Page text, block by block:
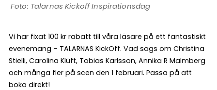
Talarnas Kickoff Inspirationsdag
Vi har fixat 100 kr rabatt till våra läsare på ett fantastiskt
evenemang – TALARNAS KickOff. Vad sägs om Christina
Stielli, Carolina Klüft, Tobias Karlsson, Annika R Malmberg
och många fler på scen den 1 februari. Passa på att
boka direkt!